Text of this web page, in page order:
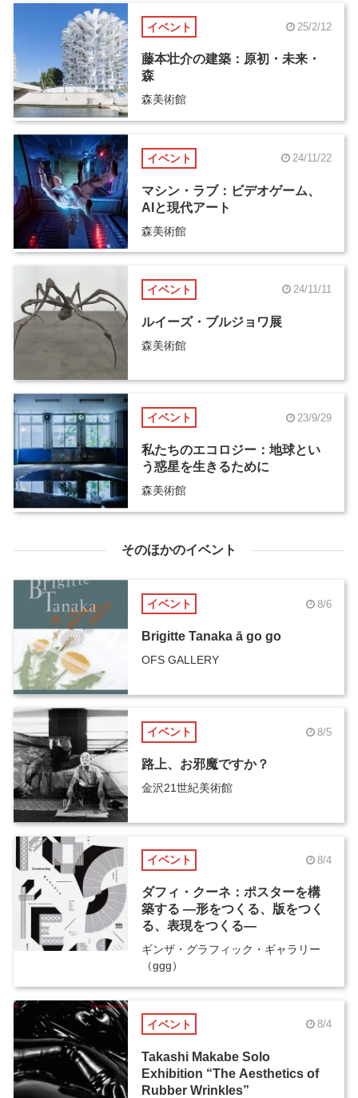
イベント 25/2/12
藤本壮介の建築：原初・未来・
森
森美術館
イベント 24/11/22
マシン・ラブ：ビデオゲーム、
AIと現代アート
森美術館
イベント 24/11/11
ルイーズ・ブルジョワ展
森美術館
イベント 23/9/29
私たちのエコロジー：地球とい
う惑星を生きるために
森美術館
そのほかのイベント
イベント 8/6
Brigitte Tanaka ā go go
OFS GALLERY
イベント 8/5
路上、お邪魔ですか？
金沢21世紀美術館
イベント 8/4
ダフィ・クーネ：ポスターを構
築する ―形をつくる、版をつく
る、表現をつくる―
ギンザ・グラフィック・ギャラリー
（ggg）
イベント 8/4
Takashi Makabe Solo
Exhibition “The Aesthetics of
Rubber Wrinkles”